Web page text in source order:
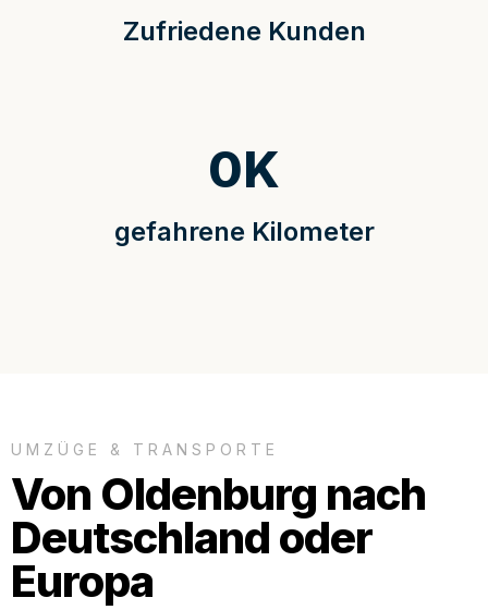
Zufriedene Kunden
gefahrene Kilometer
0K
UMZÜGE & TRANSPORTE
Von Oldenburg nach
Deutschland oder
Europa